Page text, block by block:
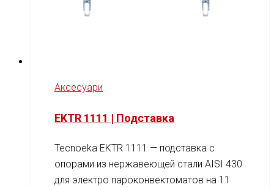
Аксесуари
EKTR 1111 | Подставка
Tecnoeka EKTR 1111 — подставка с
опорами из нержавеющей стали AISI 430
для электро пароконвектоматов на 11